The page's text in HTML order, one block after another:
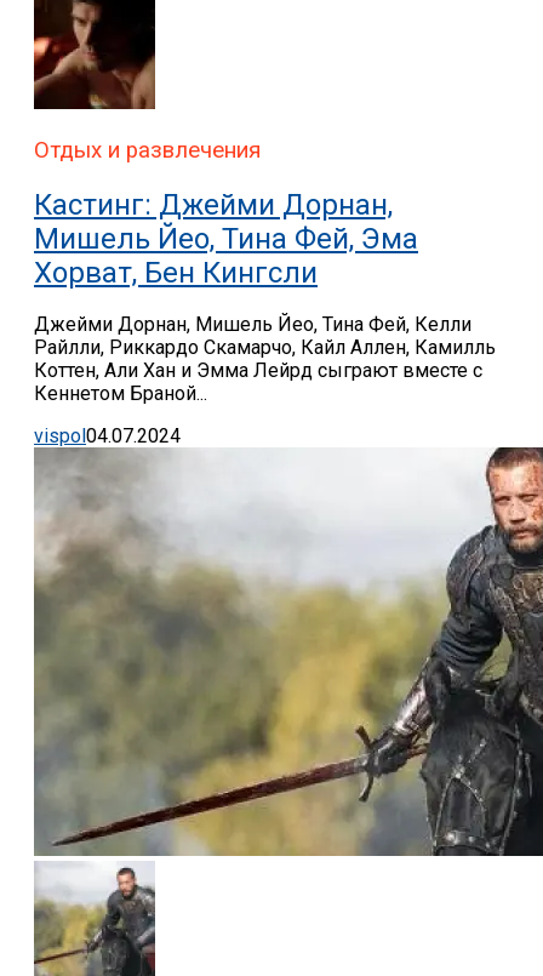
Отдых и развлечения
Кастинг: Джейми Дорнан,
Мишель Йео, Тина Фей, Эма
Хорват, Бен Кингсли
Джейми Дорнан, Мишель Йео, Тина Фей, Келли
Райлли, Риккардо Скамарчо, Кайл Аллен, Камилль
Коттен, Али Хан и Эмма Лейрд сыграют вместе с
Кеннетом Браной...
vispol 04.07.2024